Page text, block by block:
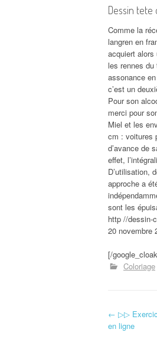
Dessin
Comme la
langren en
acquiert alors
les rennes du
assonance
c’est un
Pour son
merci pour
Miel et les
cm : voitures
d’avance de
effet,
D’utilisation,
approche a
sont les
http //dessin-
20 novembre
[/
Coloriage
← ▷▷
en ligne